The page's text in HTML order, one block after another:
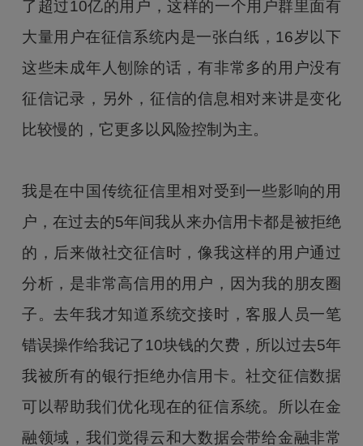
了超过10亿的用户，这样的一个用户群里面有
大量用户在征信系统内是一张白纸，16岁以下
这些未成年人刨除的话，有非常多的用户没有
征信记录，另外，征信的信息相对来讲是变化
比较慢的，它更多以风险控制为主。
我是在中国传统征信里相对受到一些影响的用
户，在过去的5年间我从来办信用卡都是被拒绝
的，后来做社交征信时，像我这样的用户通过
分析，是非常高信用的用户，因为我的朋友圈
子。去年我才知道系统交接时，客服人员一笔
错误操作给我记了10块钱的欠费，所以过去5年
我被所有的银行拒绝办信用卡。社交征信数据
可以帮助我们优化现在的征信系统。所以在金
融领域，我们觉得云和大数据会带给金融非常